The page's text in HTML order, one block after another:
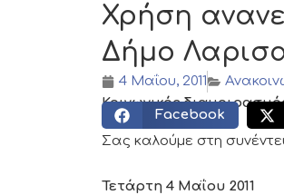
Χρήση
Δήμο
4 Μαΐου, 2011
Κοινωνικός
Facebook
Σας καλούμε στη
Τετάρτη 4 Μαΐου 2011